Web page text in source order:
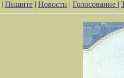
| Пишите | Новости | Голосование |